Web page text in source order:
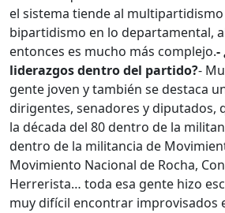
el sistema tiende al
bipartidismo en lo departamental,
entonces es mucho más complejo.-
liderazgos dentro del partido?-
gente joven y también se destaca
dirigentes, senadores y diputados,
la década del 80 dentro de la
dentro de la militancia de
Movimiento Nacional de Rocha,
Herrerista… toda esa gente hizo
muy difícil encontrar improvisados